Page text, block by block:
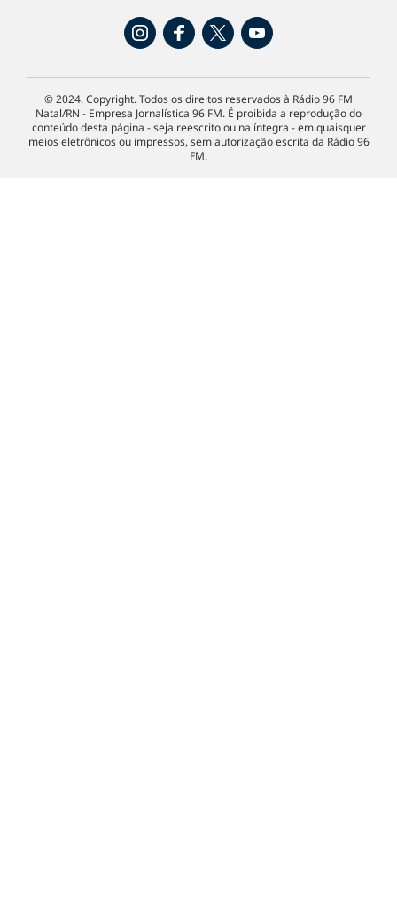
© 2024. Copyright. Todos os direitos reservados à Rádio 96 FM
Natal/RN - Empresa Jornalística 96 FM. É proibida a reprodução do
conteúdo desta página - seja reescrito ou na íntegra - em quaisquer
meios eletrônicos ou impressos, sem autorização escrita da Rádio 96
FM.